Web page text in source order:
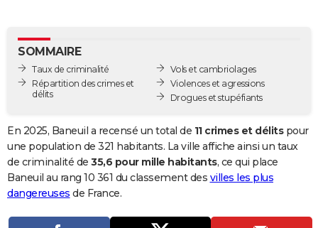
GUIDES D'ACHAT
BONS PLANS
Carte de Noël
Carte Bonne année
Carte Saint-Valentin
Carte Pâques
Carte d'anniversaire
DICTIONNAIRE
Dictionnaire
Biographies
Citations
Expressions
Proverbes
PROGRAMME TV
COPAINS D'AVANT
S'inscrire
Se connecter
Lycées
Collèges
Primaires
Universités
Entreprises
Service militaire
Avis de recherche
AVIS DE DÉCÈS
SOMMAIRE
Taux de criminalité
Répartition des crimes et
délits
Vols et cambriolages
Violences et agressions
Drogues et stupéfiants
En 2025, Baneuil a recensé un total de 11 crimes et délitspour
une population de 321 habitants. La ville affiche ainsi un taux
de criminalité de 35,6 pour mille habitants, ce qui place
Baneuil au rang 10 361 du classement des villes les plus
dangereuses de France.